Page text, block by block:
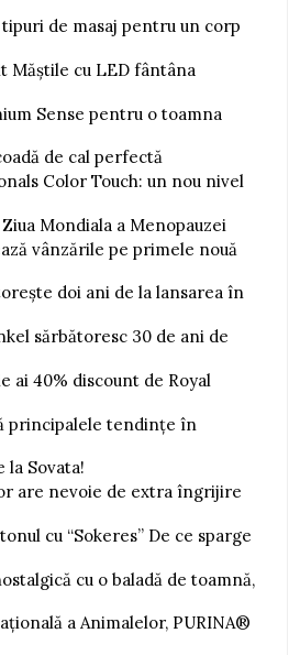
de masaj pentru un corp
Măștile cu LED fântâna
Sense pentru o toamna
de cal perfectă
Color Touch: un nou nivel
Mondiala a Menopauzei
vânzările pe primele nouă
doi ani de la lansarea în
sărbătoresc 30 de ani de
ai 40% discount de Royal
principalele tendințe în
la Sovata!
are nevoie de extra îngrijire
cu “Sokeres” De ce sparge
cu o baladă de toamnă,
a Animalelor, PURINA®